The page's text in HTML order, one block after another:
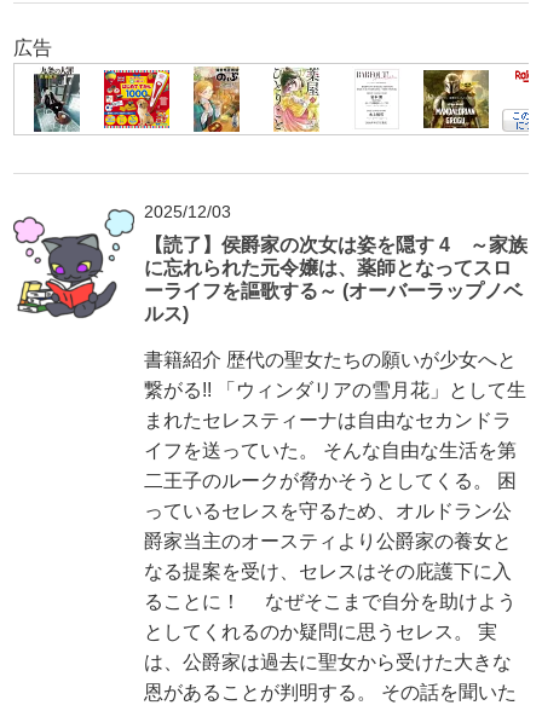
広告
2025/12/03
【読了】侯爵家の次女は姿を隠す 4 ～家族
に忘れられた元令嬢は、薬師となってスロ
ーライフを謳歌する～ (オーバーラップノベ
ルス)
書籍紹介 歴代の聖女たちの願いが少女へと
繋がる!! 「ウィンダリアの雪月花」として生
まれたセレスティーナは自由なセカンドラ
イフを送っていた。 そんな自由な生活を第
二王子のルークが脅かそうとしてくる。 困
っているセレスを守るため、オルドラン公
爵家当主のオースティより公爵家の養女と
なる提案を受け、セレスはその庇護下に入
ることに！ なぜそこまで自分を助けよう
としてくれるのか疑問に思うセレス。 実
は、公爵家は過去に聖女から受けた大きな
恩があることが判明する。 その話を聞いた